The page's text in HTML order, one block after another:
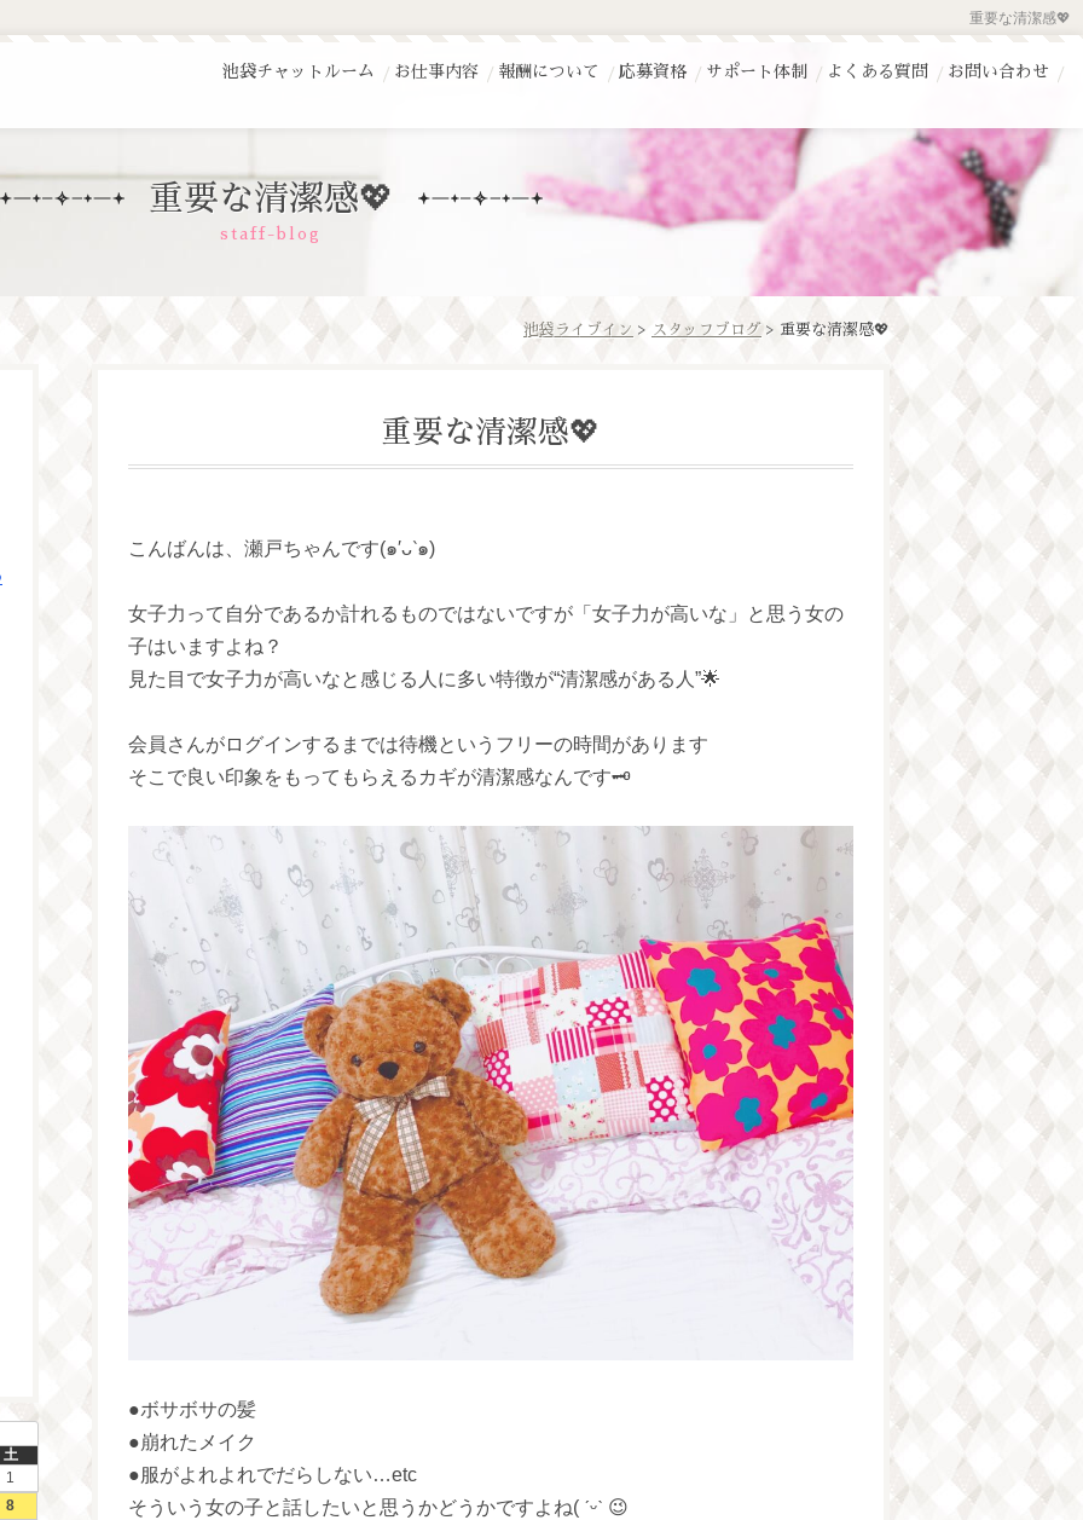
重要な清潔感💖
お問い合わせ
よくある質問
サポート体制
応募資格
報酬について
お仕事内容
池袋チャットルーム
重要な清潔感💖
staff-blog
池袋ライブイン > スタッフブログ > 重要な清潔感💖
重要な清潔感💖
こんばんは、瀬戸ちゃんです(๑′ᴗ‵๑)
女子力って自分であるか計れるものではないですが「女子力が高いな」と思う女の
子はいますよね？
見た目で女子力が高いなと感じる人に多い特徴が“清潔感がある人”🌟
会員さんがログインするまでは待機というフリーの時間があります
そこで良い印象をもってもらえるカギが清潔感なんです🗝
●ボサボサの髪
●崩れたメイク
●服がよれよれでだらしない…etc
そういう女の子と話したいと思うかどうかですよね( ˊᵕˋ 😉
土
1
8